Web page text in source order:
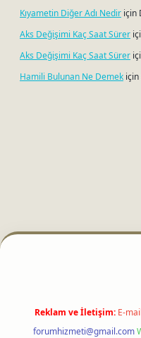
Kıyametin Diğer Adı Nedir için
Aks Değişimi Kaç Saat Sürer
Aks Değişimi Kaç Saat Sürer
Hamili Bulunan Ne Demek için
Reklam ve İletişim: E-
forumhizmeti@gmail.com